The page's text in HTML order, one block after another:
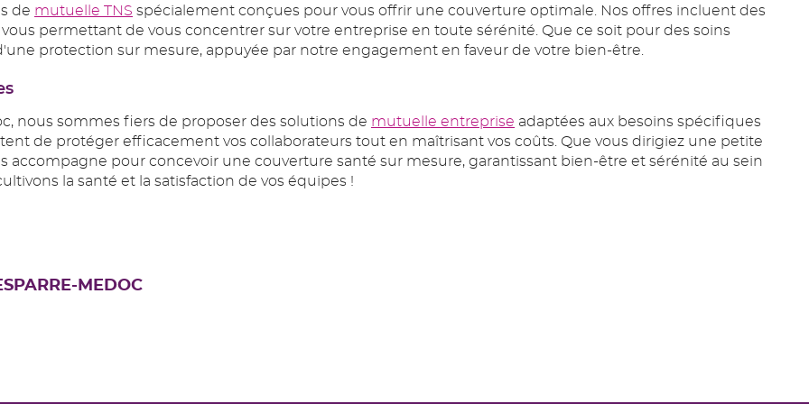
de mutuelle TNS spécialement conçues pour vous offrir une couverture optimale. Nos offres incluent des
permettant de vous concentrer sur votre entreprise en toute sérénité. Que ce soit pour des soins
protection sur mesure, appuyée par notre engagement en faveur de votre bien-être.
nous sommes fiers de proposer des solutions de mutuelle entreprise adaptées aux besoins spécifiques
de protéger efficacement vos collaborateurs tout en maîtrisant vos coûts. Que vous dirigiez une petite
pour concevoir une couverture santé sur mesure, garantissant bien-être et sérénité au sein
la santé et la satisfaction de vos équipes !
MEDOC